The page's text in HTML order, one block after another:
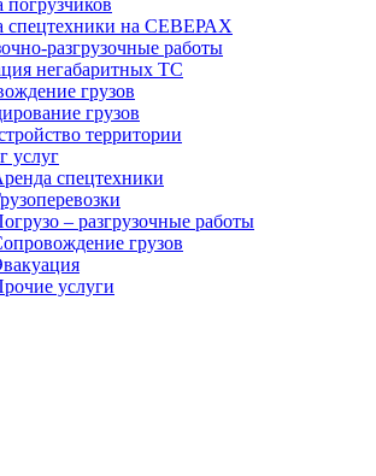
погрузчиков
спецтехники на СЕВЕРАХ
разгрузочные работы
негабаритных ТС
грузов
грузов
территории
услуг
спецтехники
– разгрузочные работы
грузов
услуги